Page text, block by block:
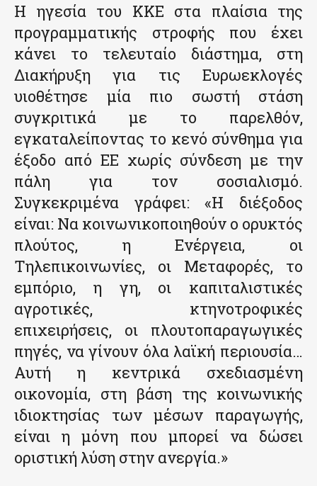
Η ηγεσία του ΚΚΕ στα πλαίσια της
προγραμματικής στροφής που έχει
κάνει το τελευταίο διάστημα, στη
Διακήρυξη για τις Ευρωεκλογές
υιοθέτησε μία πιο σωστή στάση
συγκριτικά με το παρελθόν,
εγκαταλείποντας το κενό σύνθημα για
έξοδο από ΕΕ χωρίς σύνδεση με την
πάλη για τον σοσιαλισμό.
Συγκεκριμένα γράφει: «Η διέξοδος
είναι: Να κοινωνικοποιηθούν ο ορυκτός
πλούτος, η Ενέργεια, οι
Τηλεπικοινωνίες, οι Μεταφορές, το
εμπόριο, η γη, οι καπιταλιστικές
αγροτικές, κτηνοτροφικές
επιχειρήσεις, οι πλουτοπαραγωγικές
πηγές, να γίνουν όλα λαϊκή περιουσία…
Αυτή η κεντρικά σχεδιασμένη
οικονομία, στη βάση της κοινωνικής
ιδιοκτησίας των μέσων παραγωγής,
είναι η μόνη που μπορεί να δώσει
οριστική λύση στην ανεργία.»